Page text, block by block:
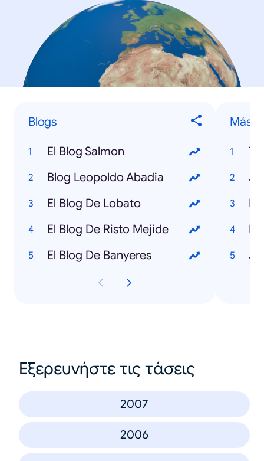
Blogs
El Blog Salmon
Blog Leopoldo Abadia
El Blog De Lobato
El Blog De Risto Mejide
El Blog De Banyeres
Más
Εξερευνήστε τις τάσεις
2007
2006